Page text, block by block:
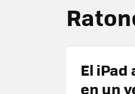
El
en un